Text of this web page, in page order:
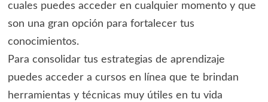
cuales puedes acceder en cualquier momento y que
son una gran opción para fortalecer tus
conocimientos.
Para consolidar tus estrategias de aprendizaje
puedes acceder a cursos en línea que te brindan
herramientas y técnicas muy útiles en tu vida